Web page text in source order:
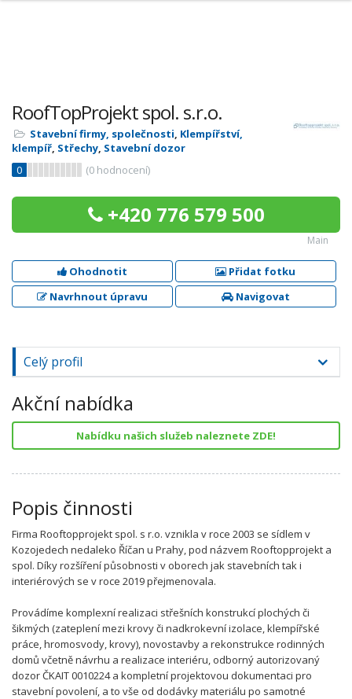
RoofTopProjekt spol. s.r.o.
Stavební firmy, společnosti, Klempířství,
klempíř, Střechy, Stavební dozor
0
(0 hodnocení)
+420 776 579 500
Main
Ohodnotit
Přidat fotku
Navrhnout úpravu
Navigovat
Celý profil
Akční nabídka
Nabídku našich služeb naleznete ZDE!
Popis činnosti
Firma Rooftopprojekt spol. s r.o. vznikla v roce 2003 se sídlem v
Kozojedech nedaleko Říčan u Prahy, pod názvem Rooftopprojekt a
spol. Díky rozšíření působnosti v oborech jak stavebních tak i
interiérových se v roce 2019 přejmenovala.
Provádíme komplexní realizaci střešních konstrukcí plochých či
šikmých (zateplení mezi krovy či nadkrokevní izolace, klempířské
práce, hromosvody, krovy), novostavby a rekonstrukce rodinných
domů včetně návrhu a realizace interiéru, odborný autorizovaný
dozor ČKAIT 0010224 a kompletní projektovou dokumentaci pro
stavební povolení, a to vše od dodávky materiálu po samotné